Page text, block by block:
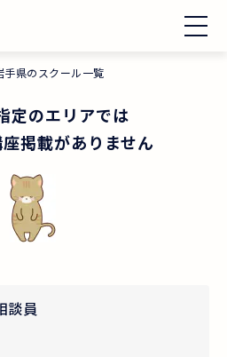
手県のスクール一覧
定のエリアでは
掲載がありません
談員